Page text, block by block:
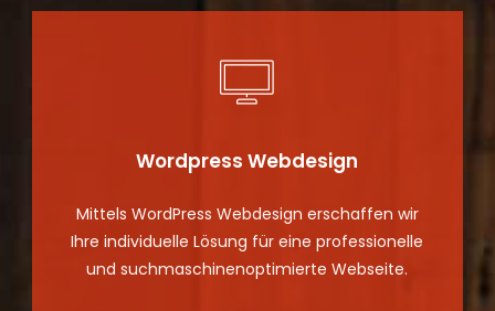
Wordpress Webdesign
Mittels WordPress Webdesign erschaffen wir
Ihre individuelle Lösung für eine professionelle
und suchmaschinenoptimierte Webseite.